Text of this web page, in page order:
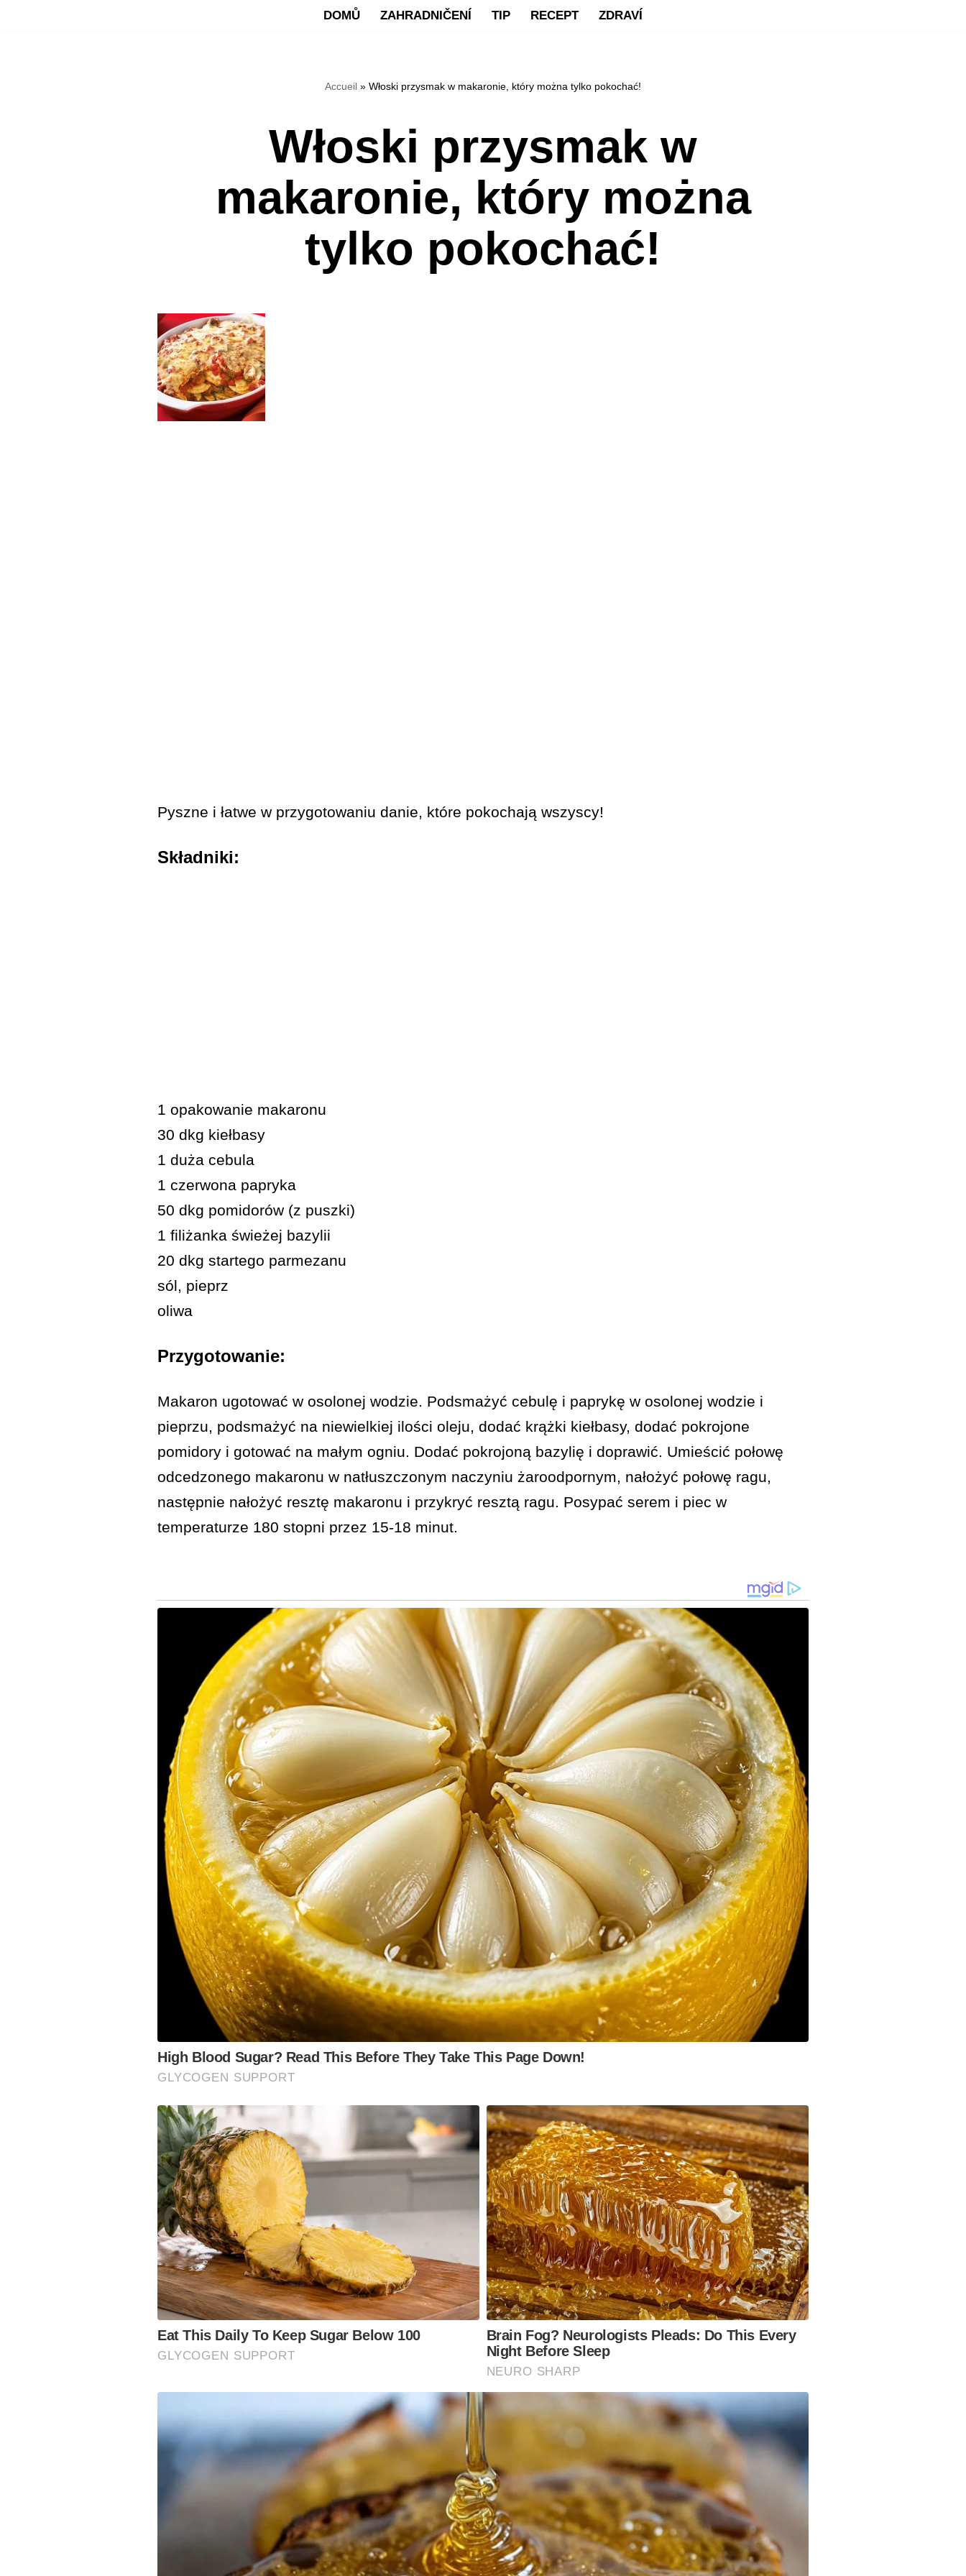
DOMŮ ZAHRADNIČENÍ TIP RECEPT ZDRAVÍ
Accueil » Włoski przysmak w makaronie, który można tylko pokochać!
Włoski przysmak w
makaronie, który można
tylko pokochać!
Pyszne i łatwe w przygotowaniu danie, które pokochają wszyscy!
Składniki:
1 opakowanie makaronu
30 dkg kiełbasy
1 duża cebula
1 czerwona papryka
50 dkg pomidorów (z puszki)
1 filiżanka świeżej bazylii
20 dkg startego parmezanu
sól, pieprz
oliwa
Przygotowanie:
Makaron ugotować w osolonej wodzie. Podsmażyć cebulę i paprykę w osolonej wodzie i
pieprzu, podsmażyć na niewielkiej ilości oleju, dodać krążki kiełbasy, dodać pokrojone
pomidory i gotować na małym ogniu. Dodać pokrojoną bazylię i doprawić. Umieścić połowę
odcedzonego makaronu w natłuszczonym naczyniu żaroodpornym, nałożyć połowę ragu,
następnie nałożyć resztę makaronu i przykryć resztą ragu. Posypać serem i piec w
temperaturze 180 stopni przez 15-18 minut.